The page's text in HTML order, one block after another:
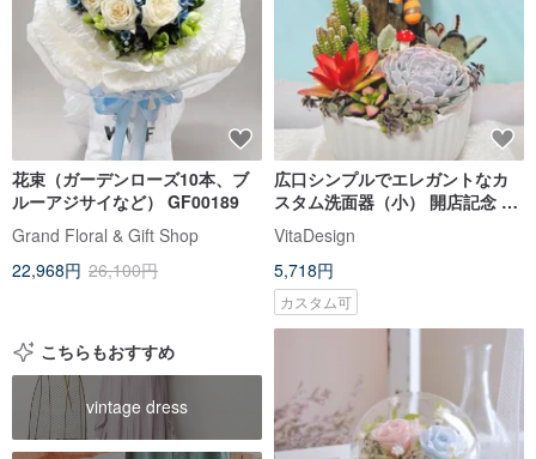
花束（ガーデンローズ10本、ブ
ルーアジサイなど） GF00189
Grand Floral & Gift Shop
22,968円 26,100円
広口シンプルでエレガントなカ
スタム洗面器（小） 開店記念 新
築祝い 新築祝い 竣工祝い 新築祝
い 結婚祝い 誕生日セレモニー
VitaDesign
5,718円
カスタム可
こちらもおすすめ
vintage dress